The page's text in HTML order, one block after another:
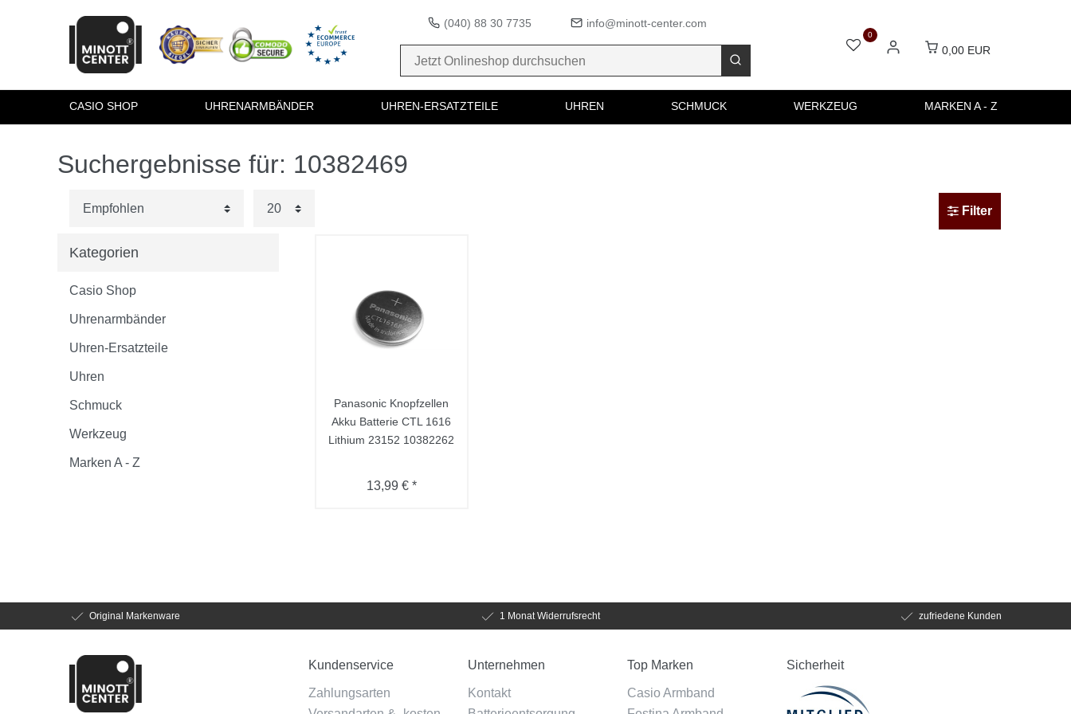
(040) 88 30 7735 info@minott-center.com
0
0,00 EUR
CASIO SHOP UHRENARMBÄNDER UHREN-ERSATZTEILE UHREN SCHMUCK WERKZEUG MARKEN A - Z
Suchergebnisse für: 10382469
Filter
Kategorien
Casio Shop
Uhrenarmbänder
Uhren-Ersatzteile
Uhren
Schmuck
Werkzeug
Marken A - Z
Panasonic Knopfzellen
Akku Batterie CTL 1616
Lithium 23152 10382262
13,99 € *
Original Markenware 1 Monat Widerrufsrecht zufriedene Kunden
Kundenservice
Zahlungsarten
Unternehmen
Kontakt
Top Marken
Casio Armband
Sicherheit